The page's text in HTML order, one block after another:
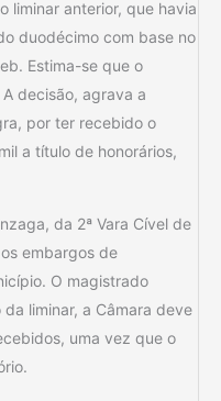
liminar anterior, que havia
duodécimo com base no
Estima-se que o
decisão, agrava a
por ter recebido o
a título de honorários,
da 2ª Vara Cível de
embargos de
O magistrado
liminar, a Câmara deve
uma vez que o